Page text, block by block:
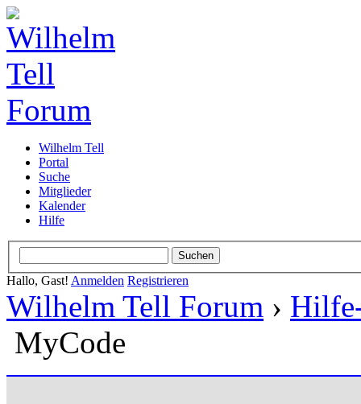
Wilhelm Tell
Portal
Suche
Mitglieder
Kalender
Hilfe
Hallo, Gast! Anmelden Registrieren
Wilhelm Tell Forum ›
MyCode